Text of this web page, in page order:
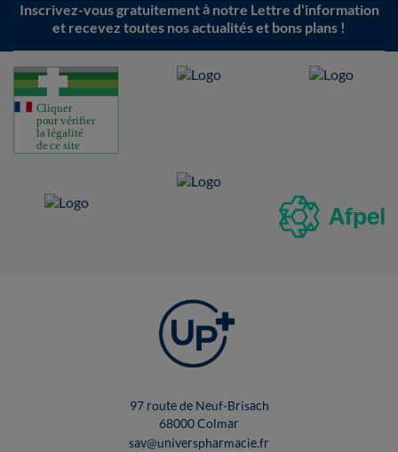
Inscrivez-vous gratuitement à notre Lettre d'information
et recevez toutes nos actualités et bons plans !
97 route de Neuf-Brisach
68000 Colmar
sav@universpharmacie.fr